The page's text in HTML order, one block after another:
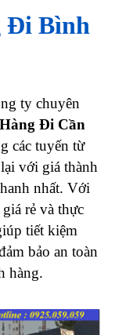
Đi Bình
ty chuyên
Đi Cần
các tuyến từ
với giá thành
nhất. Với
rẻ và thực
tiết kiệm
bảo an toàn
hàng.